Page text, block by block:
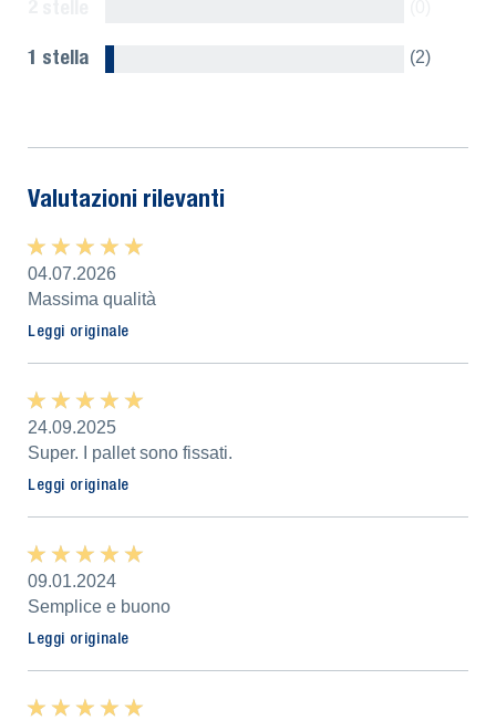
1 stella (2)
Valutazioni rilevanti
★ ★ ★ ★ ★
★ ★ ★ ★ ★
04.07.2026
Massima qualità
Leggi originale
★ ★ ★ ★ ★
★ ★ ★ ★ ★
24.09.2025
Super. I pallet sono fissati.
Leggi originale
★ ★ ★ ★ ★
★ ★ ★ ★ ★
09.01.2024
Semplice e buono
Leggi originale
★ ★ ★ ★ ★
★ ★ ★ ★ ★